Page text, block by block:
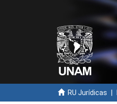
RU Jurídicas